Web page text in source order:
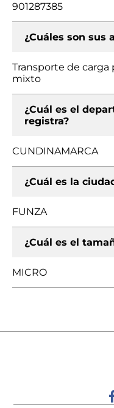
901287385
¿Cuáles son sus
Transporte de carga
mixto
¿Cuál es el
registra?
CUNDINAMARCA
¿Cuál es la
FUNZA
¿Cuál es el
MICRO